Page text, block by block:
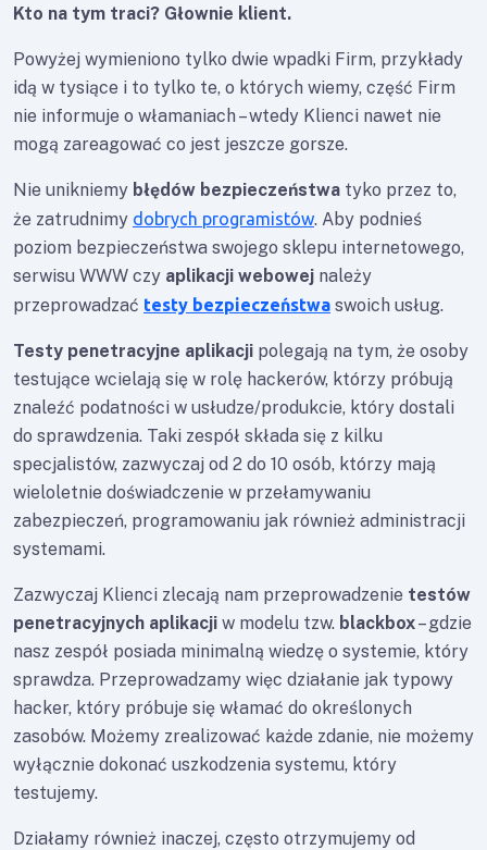
Kto na tym traci? Głownie klient.
Powyżej wymieniono tylko dwie wpadki Firm, przykłady
idą w tysiące i to tylko te, o których wiemy, część Firm
nie informuje o włamaniach – wtedy Klienci nawet nie
mogą zareagować co jest jeszcze gorsze.
Nie unikniemy błędów bezpieczeństwa tyko przez to,
że zatrudnimy dobrych programistów. Aby podnieś
poziom bezpieczeństwa swojego sklepu internetowego,
serwisu WWW czy aplikacji webowej należy
przeprowadzać testy bezpieczeństwa swoich usług.
Testy penetracyjne aplikacji polegają na tym, że osoby
testujące wcielają się w rolę hackerów, którzy próbują
znaleźć podatności w usłudze/produkcie, który dostali
do sprawdzenia. Taki zespół składa się z kilku
specjalistów, zazwyczaj od 2 do 10 osób, którzy mają
wieloletnie doświadczenie w przełamywaniu
zabezpieczeń, programowaniu jak również administracji
systemami.
Zazwyczaj Klienci zlecają nam przeprowadzenie testów
penetracyjnych aplikacji w modelu tzw. blackbox– gdzie
nasz zespół posiada minimalną wiedzę o systemie, który
sprawdza. Przeprowadzamy więc działanie jak typowy
hacker, który próbuje się włamać do określonych
zasobów. Możemy zrealizować każde zdanie, nie możemy
wyłącznie dokonać uszkodzenia systemu, który
testujemy.
Działamy również inaczej, często otrzymujemy od